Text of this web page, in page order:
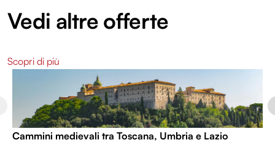
Vedi altre offerte
Scopri di più
Cammini medievali tra Toscana, Umbria e Lazio